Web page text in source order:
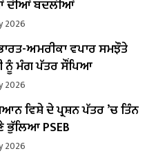
ਦੀਆਂ ਬਦਲੀਆਂ
2026
ਅਮਰੀਕਾ ਵਪਾਰ ਸਮਝੌਤੇ
ਨੂੰ ਮੰਗ ਪੱਤਰ ਸੌਂਪਿਆ
2026
ਵਿਸ਼ੇ ਦੇ ਪ੍ਰਸ਼ਨ ਪੱਤਰ ’ਚ ਤਿੰਨ
ਭੁੱਲਿਆ PSEB
2026